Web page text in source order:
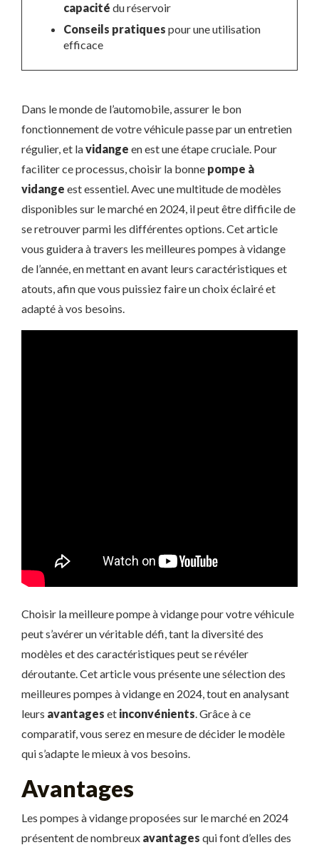
capacité du réservoir
Conseils pratiques pour une utilisation
efficace
Dans le monde de l’automobile, assurer le bon
fonctionnement de votre véhicule passe par un entretien
régulier, et lavidange en est une étape cruciale. Pour
faciliter ce processus, choisir la bonne pompe à
vidange est essentiel. Avec une multitude de modèles
disponibles sur le marché en 2024, il peut être difficile de
se retrouver parmi les différentes options. Cet article
vous guidera à travers les meilleures pompes à vidange
de l’année, en mettant en avant leurs caractéristiques et
atouts, afin que vous puissiez faire un choix éclairé et
adapté à vos besoins.
Choisir la meilleure pompe à vidange pour votre véhicule
peut s’avérer un véritable défi, tant la diversité des
modèles et des caractéristiques peut se révéler
déroutante. Cet article vous présente une sélection des
meilleures pompes à vidange en 2024, tout en analysant
leurs avantages et inconvénients. Grâce à ce
comparatif, vous serez en mesure de décider le modèle
qui s’adapte le mieux à vos besoins.
Avantages
Les pompes à vidange proposées sur le marché en 2024
présentent de nombreux avantages qui font d’elles des